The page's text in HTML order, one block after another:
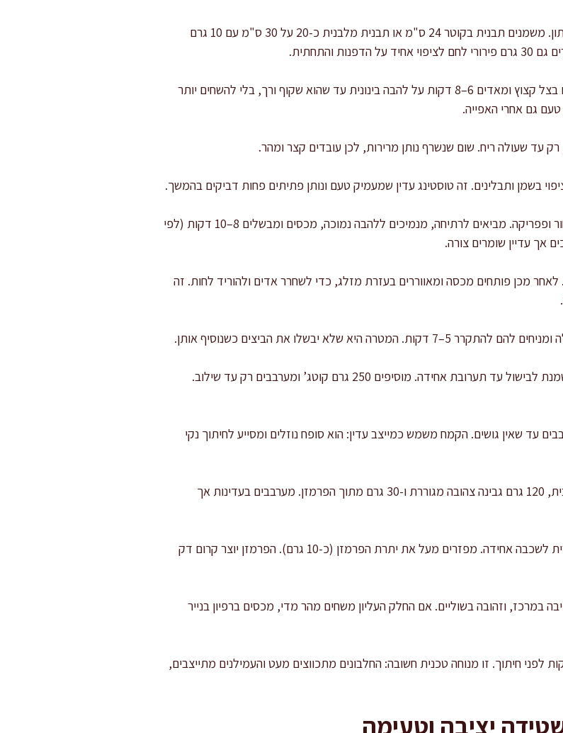
מחממים תנור ל-180 מעלות על חום עליון ותחתון. משמנים תבנית בקוטר 24 ס"מ או תבנית מלבנית כ-20 על 30 ס"מ עם 10 גרם
והתחתית.
בסיר בינוני מחממים 15 מ"ל שמן זית. מוסיפים בצל קצוץ ומאדים 6–8 דקות על להבה בינונית עד שהוא שקוף ורך, בלי להשחים יותר
גם אחרי האפייה.
מוסיפים 700 מ"ל מים, 8 גרם מלח, פלפל שחור ופפריקה. מביאים לרתיחה, מנמיכים ללהבה נמוכה, מכסים ומבשלים 8–10 דקות (לפי
אך עדיין שומרים צורה.
האש ומשאירים מכוסה עוד 5 דקות. לאחר מכן פותחים מכסה ומאווררים בעזרת מזלג, כדי לשחרר אדים ולהוריד לחות. זה
שלא יבשלו את הביצים כשנוסיף אותן.
בקערה נפרדת טורפים 3 ביצים עם 200 מ"ל שמנת לבישול עד תערובת אחידה. מוסיפים 250 גרם קוטג’ ומערבבים רק עד שילוב.
20 גרם קמח ומערבבים עד שאין גושים. הקמח משמש כמייצב עדין: הוא סופח נוזלים ומסייע לחיתוך נקי
מוסיפים לקערת הפתיתים את התערובת החלבית, 120 גרם גבינה צהובה מגוררת ו-30 גרם מתוך הפרמזן. מערבבים בעדינות אך
יוצקים לתבנית המשומנת ומשטחים בעזרת מרית לשכבה אחידה. מפזרים מעל את יתרת הפרמזן (כ-10 גרם). הפרמזן יוצר קרום דק
יציבה במרכז, וזהובה בשוליים. אם החלק העליון משחים מהר מדי, מכסים ברפיון בנייר
מהתנור ומניחים להתייצבות 10–15 דקות לפני חיתוך. זו מנוחה טכנית חשובה: החלבונים מתכווצים מעט והעמילנים מתייצבים,
יציבה וטעימה